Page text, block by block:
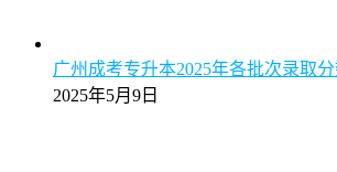
广州成考专升本2025年各批次录取
2025年5月9日